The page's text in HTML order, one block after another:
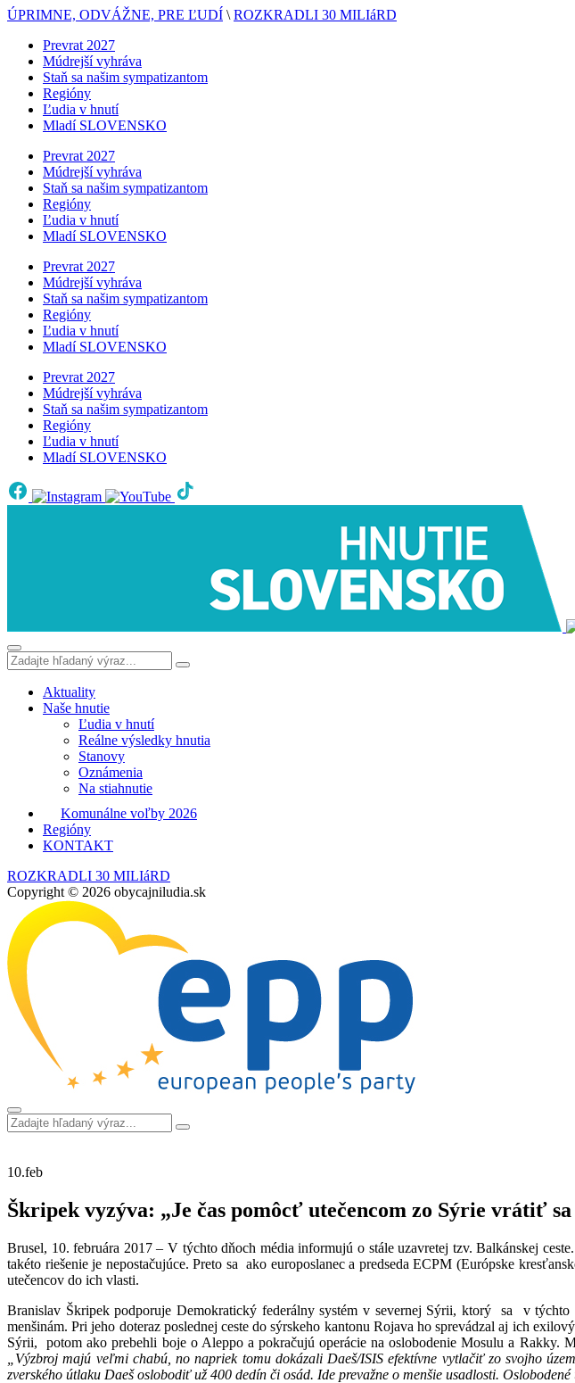
ÚPRIMNE, ODVÁŽNE, PRE ĽUDÍ \ ROZKRADLI 30 MILIáRD
Prevrat 2027
Múdrejší vyhráva
Staň sa našim sympatizantom
Regióny
Ľudia v hnutí
Mladí SLOVENSKO
Prevrat 2027
Múdrejší vyhráva
Staň sa našim sympatizantom
Regióny
Ľudia v hnutí
Mladí SLOVENSKO
Prevrat 2027
Múdrejší vyhráva
Staň sa našim sympatizantom
Regióny
Ľudia v hnutí
Mladí SLOVENSKO
Prevrat 2027
Múdrejší vyhráva
Staň sa našim sympatizantom
Regióny
Ľudia v hnutí
Mladí SLOVENSKO
Aktuality
Naše hnutie
Ľudia v hnutí
Reálne výsledky hnutia
Stanovy
Oznámenia
Na stiahnutie
Komunálne voľby 2026
Regióny
KONTAKT
ROZKRADLI 30 MILIáRD
Copyright © 2026 obycajniludia.sk
10.feb
Škripek vyzýva: „Je čas pomôcť utečencom zo Sýrie vrátiť sa
Brusel, 10. februára 2017 – V týchto dňoch média informujú o stále uzavretej tzv. Balkánskej
takéto riešenie je nepostačujúce. Preto sa ako europoslanec a predseda ECPM (Európske
utečencov do ich vlasti.
Branislav Škripek podporuje Demokratický federálny systém v severnej Sýrii, ktorý sa v
menšinám. Pri jeho doteraz poslednej ceste do sýrskeho kantonu Rojava ho sprevádzal aj ich
Sýrii, potom ako prebehli boje o Aleppo a pokračujú operácie na oslobodenie Mosulu a Rakky.
„Výzbroj majú veľmi chabú, no napriek tomu dokázali Daeš/ISIS efektívne vytlačiť zo svojho
zverského útlaku Daeš oslobodiť už 400 dedín či osád. Ide prevažne o menšie usadlosti.